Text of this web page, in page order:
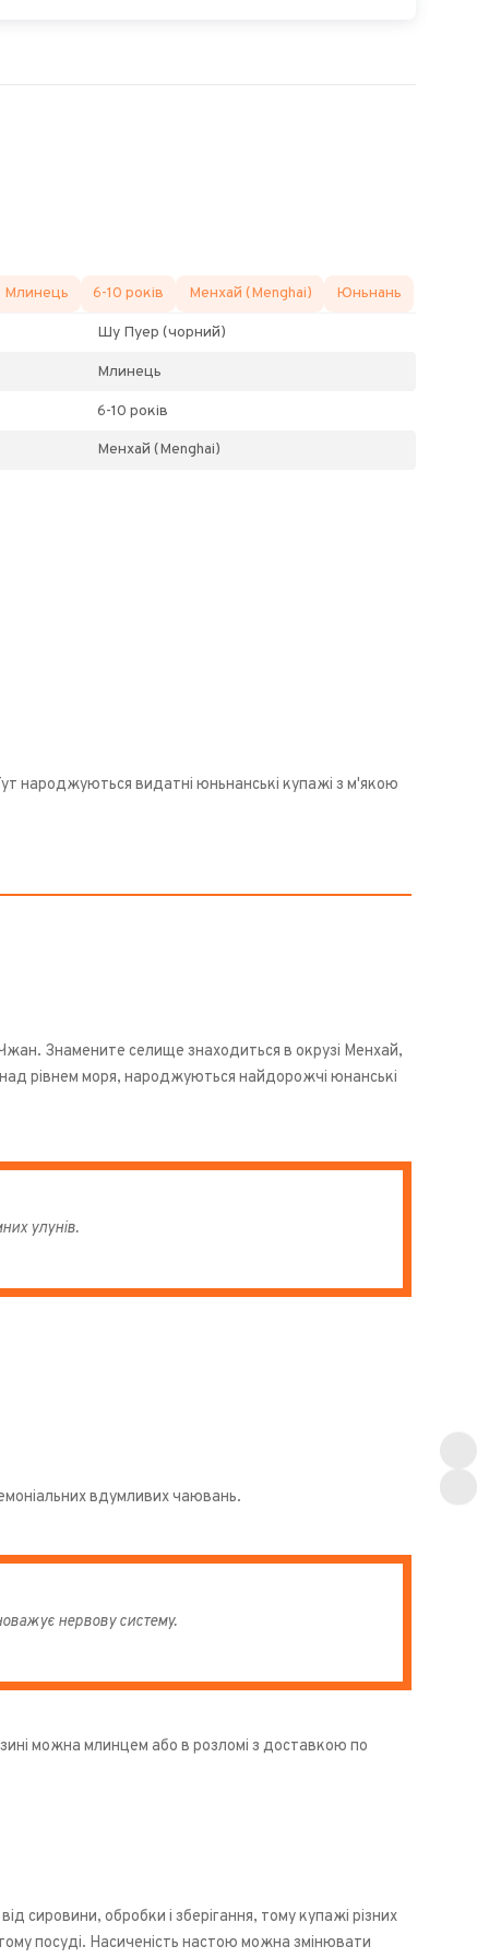
Млинець 6-10 років Менхай (Menghai) Юньнань
Шу Пуер (чорний)
Млинець
6-10 років
Менхай (Menghai)
народжуються видатні юньнанські купажі з м'якою
Знамените селище знаходиться в окрузі Менхай,
над рівнем моря, народжуються найдорожчі юнанські
улунів.
вдумливих чаювань.
нервову систему.
можна млинцем або в розломі з доставкою по
сировини, обробки і зберігання, тому купажі різних
посуді. Насиченість настою можна змінювати